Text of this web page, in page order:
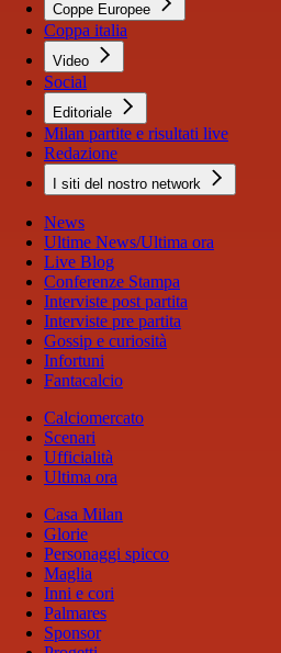
Coppe Europee
Coppa italia
Video
Social
Editoriale
Milan partite e risultati live
Redazione
I siti del nostro network
News
Ultime News/Ultima ora
Live Blog
Conferenze Stampa
Interviste post partita
Interviste pre partita
Gossip e curiosità
Infortuni
Fantacalcio
Calciomercato
Scenari
Ufficialità
Ultima ora
Casa Milan
Glorie
Personaggi spicco
Maglia
Inni e cori
Palmares
Sponsor